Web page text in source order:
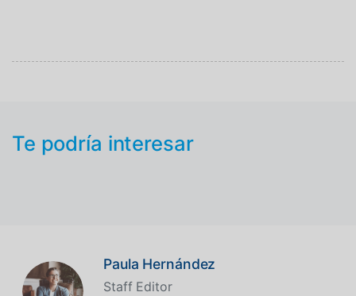
Te podría interesar
Paula Hernández
Staff Editor